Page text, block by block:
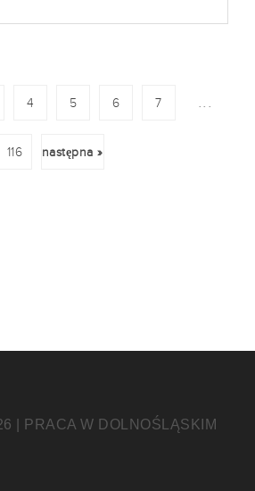
4 5 6 7 ...
116 następna »
| PRACA W DOLNOŚLĄSKIM